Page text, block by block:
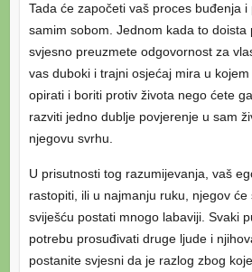
Tada će započeti vaš proces buđenja i
samim sobom. Jednom kada to doista
svjesno preuzmete odgovornost za
vas duboki i trajni osjećaj mira u
opirati i boriti protiv života nego ćete
razviti jedno dublje povjerenje u sam
njegovu svrhu.
U prisutnosti tog razumijevanja, vaš
rastopiti, ili u najmanju ruku, njegov će
sviješću postati mnogo labaviji. Svaki
potrebu prosuđivati druge ljude i
postanite svjesni da je razlog zbog